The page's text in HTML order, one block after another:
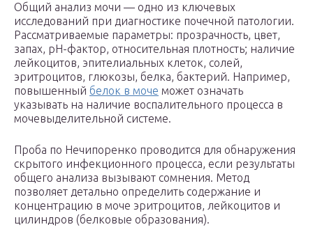
Общий анализ мочи — одно из ключевых
исследований при диагностике почечной патологии.
Рассматриваемые параметры: прозрачность, цвет,
запах, рН-фактор, относительная плотность; наличие
лейкоцитов, эпителиальных клеток, солей,
эритроцитов, глюкозы, белка, бактерий. Например,
повышенный белок в моче может означать
указывать на наличие воспалительного процесса в
мочевыделительной системе.
Проба по Нечипоренко проводится для обнаружения
скрытого инфекционного процесса, если результаты
общего анализа вызывают сомнения. Метод
позволяет детально определить содержание и
концентрацию в моче эритроцитов, лейкоцитов и
цилиндров (белковые образования).